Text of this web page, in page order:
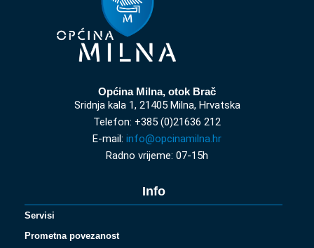
Općina Milna, otok Brač
Sridnja kala 1, 21405 Milna, Hrvatska
Telefon: +385 (0)21636 212
E-mail: info@opcinamilna.hr
Radno vrijeme: 07-15h
Info
Servisi
Prometna povezanost